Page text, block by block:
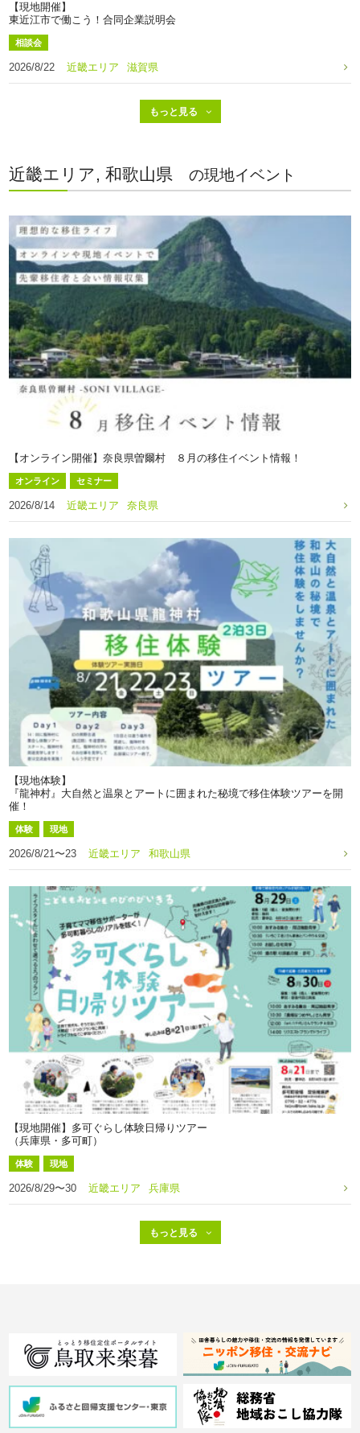
【現地開催】
東近江市で働こう！合同企業説明会
相談会
2026/8/22 近畿エリア 滋賀県
近畿エリア, 和歌山県 の現地イベント
【オンライン開催】奈良県曽爾村 ８月の移住イベント情報！
オンライン セミナー
2026/8/14 近畿エリア 奈良県
【現地体験】
『龍神村』大自然と温泉とアートに囲まれた秘境で移住体験ツアーを開
催！
体験 現地
2026/8/21〜23 近畿エリア 和歌山県
【現地開催】多可ぐらし体験日帰りツアー
（兵庫県・多可町）
体験 現地
2026/8/29〜30 近畿エリア 兵庫県